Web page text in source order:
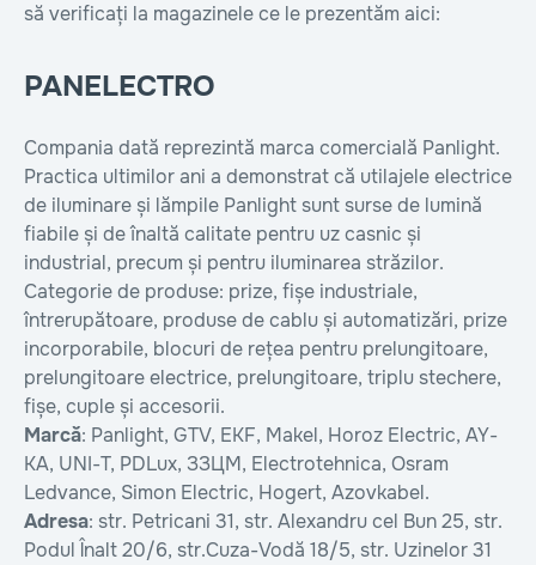
să verificați la magazinele ce le prezentăm aici:
PANELECTRO
Compania dată reprezintă marca comercială Panlight.
Practica ultimilor ani a demonstrat că utilajele electrice
de iluminare și lămpile Panlight sunt surse de lumină
fiabile și de înaltă calitate pentru uz casnic și
industrial, precum și pentru iluminarea străzilor.
Categorie de produse: prize, fișe industriale,
întrerupătoare, produse de cablu și automatizări, prize
incorporabile, blocuri de rețea pentru prelungitoare,
prelungitoare electrice, prelungitoare, triplu stechere,
fișe, cuple și accesorii.
Marcă: Panlight, GTV, EKF, Makel, Horoz Electric, AY-
KA, UNI-T, PDLux, ЗЗЦМ, Electrotehnica, Osram
Ledvance, Simon Electric, Hogert, Azovkabel.
Adresa: str. Petricani 31, str. Alexandru cel Bun 25, str.
Podul Înalt 20/6, str.Cuza-Vodă 18/5, str. Uzinelor 31